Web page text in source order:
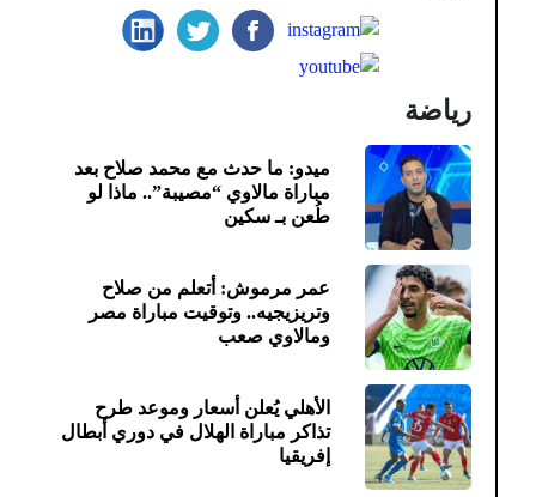
رياضة
ميدو: ما حدث مع محمد صلاح بعد
مباراة مالاوي “مصيبة”.. ماذا لو
طُعن بـ سكين
عمر مرموش: أتعلم من صلاح
وتريزيجيه.. وتوقيت مباراة مصر
ومالاوي صعب
الأهلي يُعلن أسعار وموعد طرح
تذاكر مباراة الهلال في دوري أبطال
إفريقيا